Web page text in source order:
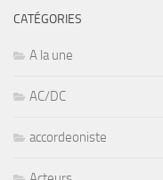
CATÉGORIES
A la une
AC/DC
accordeoniste